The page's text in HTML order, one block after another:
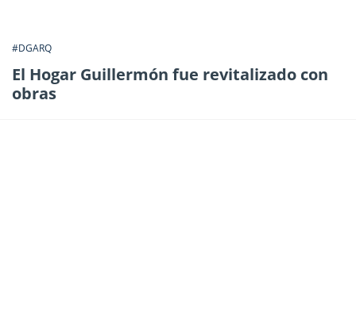
#DGARQ
El Hogar Guillermón fue revitalizado con
obras